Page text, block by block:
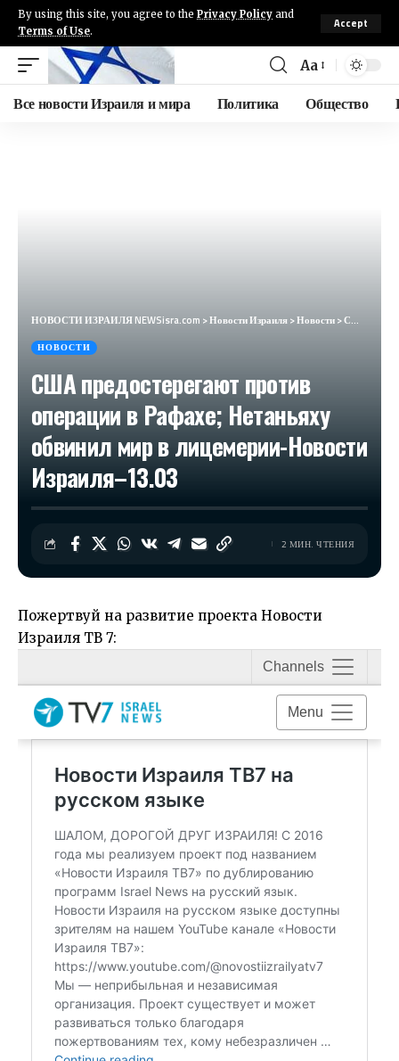
By using this site, you agree to the Privacy Policy and
Terms of Use.
Accept
Aa
Все новости Израиля и мира Политика Общество
НОВОСТИ ИЗРАИЛЯ NEWSisra.com >Новости Израиля>Новости>США предостерегают против операции в Рафахе; Нетаньяху обвинил мир в лицемерии-Новости Израиля–13.03
НОВОСТИ
США предостерегают против
операции в Рафахе; Нетаньяху
обвинил мир в лицемерии-Новости
Израиля–13.03
2 МИН. ЧТЕНИЯ
Пожертвуй на развитие проекта Новости
Израиля ТВ 7: